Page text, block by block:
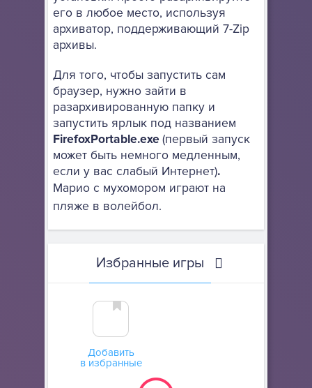
его в любое место, используя
архиватор, поддерживающий 7-Zip
архивы.
Для того, чтобы запустить сам
браузер, нужно зайти в
разархивированную папку и
запустить ярлык под названием
FirefoxPortable.exe(первый запуск
может быть немного медленным,
если у вас слабый Интернет).
Марио с мухомором играют на
пляже в волейбол.
Избранные игры
Добавить
в избранные